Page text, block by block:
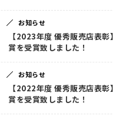
お知らせ
【2023年度 優秀販売店表
賞を受賞致しました！
お知らせ
【2022年度 優秀販売店表
賞を受賞致しました！